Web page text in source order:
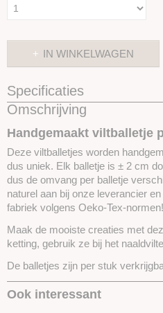
IN WINKELWAGEN
Specificaties
Productcode
Omschrijving
Handgemaakt viltballetje
Deze viltballetjes worden
dus uniek. Elk balletje is ± 2 cm
dus de omvang per balletje
naturel aan bij onze leverancier
fabriek volgens Oeko-Tex-normen!
Maak de mooiste creaties met
ketting, gebruik ze bij het
De balletjes zijn per stuk
Ook interessant